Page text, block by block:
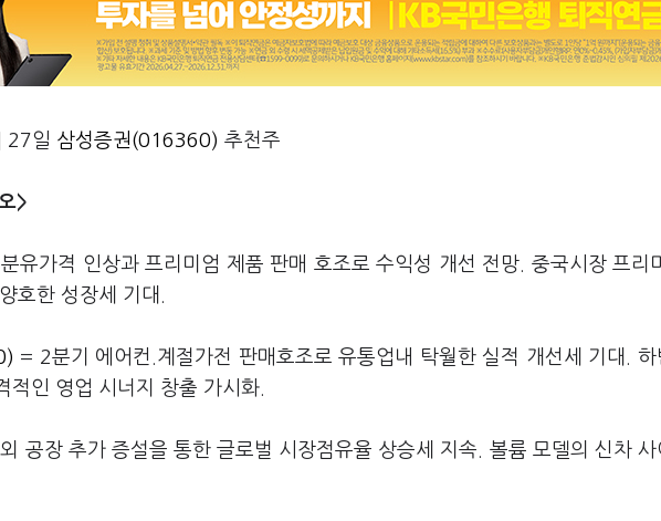
27일 삼성증권(016360) 추천주
>
유가격 인상과 프리미엄 제품 판매 호조로 수익성 개선 전망. 중국시장 프리
호한 성장세 기대.
= 2분기 에어컨.계절가전 판매호조로 유통업내 탁월한 실적 개선세 기대. 하
적인 영업 시너지 창출 가시화.
공장 추가 증설을 통한 글로벌 시장점유율 상승세 지속. 볼륨 모델의 신차